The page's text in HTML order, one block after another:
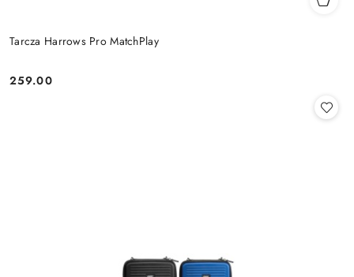
Tarcza Harrows Pro MatchPlay
Cena:
259.00